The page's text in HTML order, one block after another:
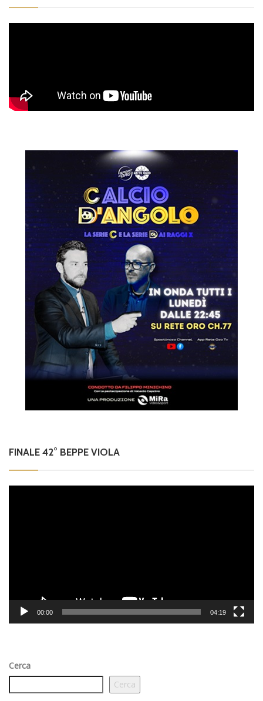
FINALE 42° BEPPE VIOLA
00:00 04:19
Cerca
Cerca